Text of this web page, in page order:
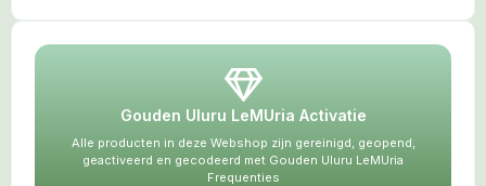
Gouden Uluru LeMUria Activatie
Alle producten in deze Webshop zijn gereinigd, geopend,
geactiveerd en gecodeerd met Gouden Uluru LeMUria
Frequenties